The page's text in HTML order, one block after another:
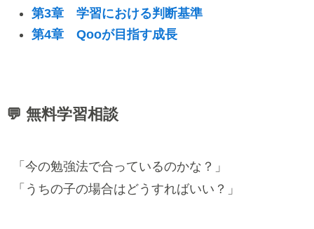
第3章 学習における判断基準
第4章 Qooが目指す成長
💬 無料学習相談
「今の勉強法で合っているのかな？」
「うちの子の場合はどうすればいい？」